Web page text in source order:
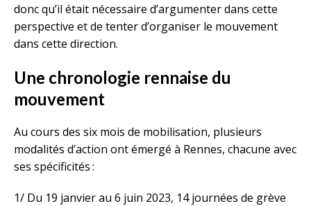
donc qu’il était nécessaire d’argumenter dans cette
perspective et de tenter d’organiser le mouvement
dans cette direction.
Une chronologie rennaise du
mouvement
Au cours des six mois de mobilisation, plusieurs
modalités d’action ont émergé à Rennes, chacune avec
ses spécificités :
1/ Du 19 janvier au 6 juin 2023, 14 journées de grève